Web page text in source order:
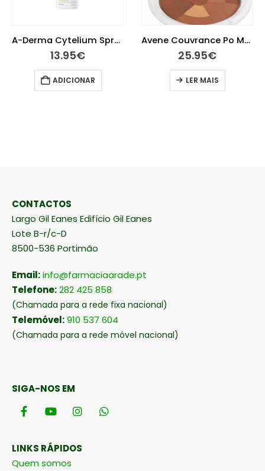
A-Derma Cytelium Spray Secante 100 ml Avene Couvrance Po Mosaico Bronzeado 9 G
25.95
LER MAIS
13.95
ADICIONAR
CONTACTOS
Largo Gil Eanes Edifício Gil Eanes
Lote B-r/c-D
8500-536 Portimão
Email:info@farmaciaarade.pt
Telefone:282 425 858
(Chamada para a rede fixa nacional)
Telemóvel:910 537 604
(Chamada para a rede móvel nacional)
SIGA-NOS EM
LINKS RÁPIDOS
Quem somos